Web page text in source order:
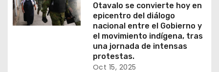
Otavalo se convierte hoy en
epicentro del diálogo
nacional entre el Gobierno y
el movimiento indígena, tras
una jornada de intensas
protestas.
Oct 15, 2025